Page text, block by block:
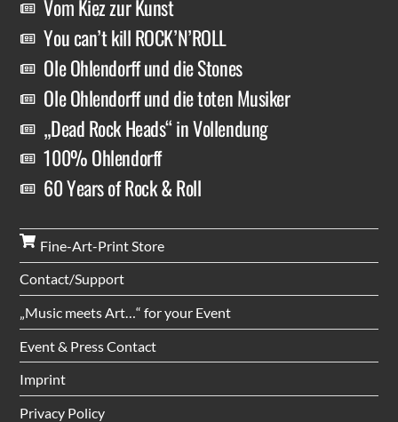
Vom Kiez zur Kunst
You can’t kill ROCK’N’ROLL
Ole Ohlendorff und die Stones
Ole Ohlendorff und die toten Musiker
„Dead Rock Heads“ in Vollendung
100% Ohlendorff
60 Years of Rock & Roll
Fine-Art-Print Store
Contact/Support
„Music meets Art…“ for your Event
Event & Press Contact
Imprint
Privacy Policy